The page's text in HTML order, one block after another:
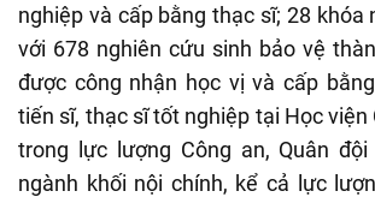
nghiệp và cấp bằng thạc sĩ; 28 khóa
với 678 nghiên cứu sinh bảo vệ
được công nhận học vị và cấp
tiến sĩ, thạc sĩ tốt nghiệp tại Học viện
trong lực lượng Công an, Quân
ngành khối nội chính, kể cả lực